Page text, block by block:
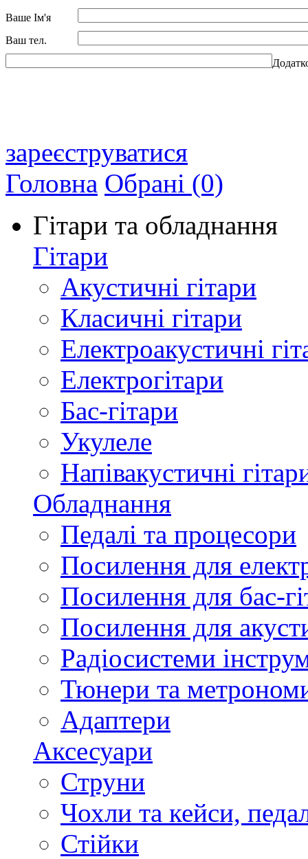
Ваше Ім'я
Ваш тел.
зареєструватися
Головна Обрані (0)
Гітари та обладнання
Гітари
Акустичні гітари
Класичні гітари
Електроакустичні
Електрогітари
Бас-гітари
Укулеле
Напівакустичні
Обладнання
Педалі та процесори
Посилення для
Посилення для бас-
Посилення для
Радіосистеми
Тюнери та
Адаптери
Аксесуари
Струни
Чохли та кейси,
Стійки